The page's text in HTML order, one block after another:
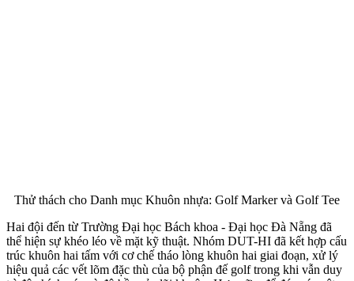
Thử thách cho Danh mục Khuôn nhựa: Golf Marker và Golf Tee
Hai đội đến từ Trường Đại học Bách khoa - Đại học Đà Nẵng đã
thể hiện sự khéo léo về mặt kỹ thuật. Nhóm DUT-HI đã kết hợp cấu
trúc khuôn hai tấm với cơ chế tháo lòng khuôn hai giai đoạn, xử lý
hiệu quả các vết lõm đặc thù của bộ phận đế golf trong khi vẫn duy